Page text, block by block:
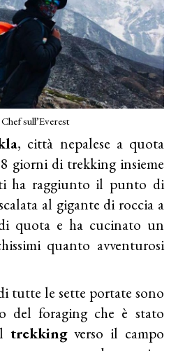
Chef sull’Everest
, città nepalese a quota
giorni di trekking insieme
ha raggiunto il punto di
al gigante di roccia a
quota e ha cucinato un
quanto avventurosi
tutte le sette portate sono
del foraging che è stato
trekkingverso il campo